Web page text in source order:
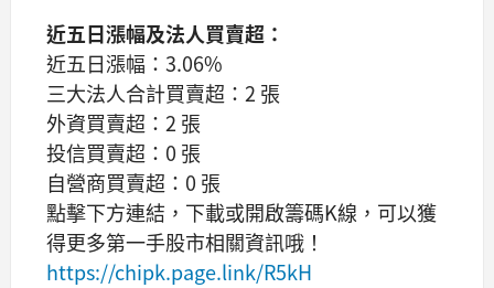
近五日漲幅及法人買賣超：
近五日漲幅：3.06%
三大法人合計買賣超：2 張
外資買賣超：2 張
投信買賣超：0 張
自營商買賣超：0 張
點擊下方連結，下載或開啟籌碼K線，可以獲
得更多第一手股市相關資訊哦！
https://chipk.page.link/R5kH